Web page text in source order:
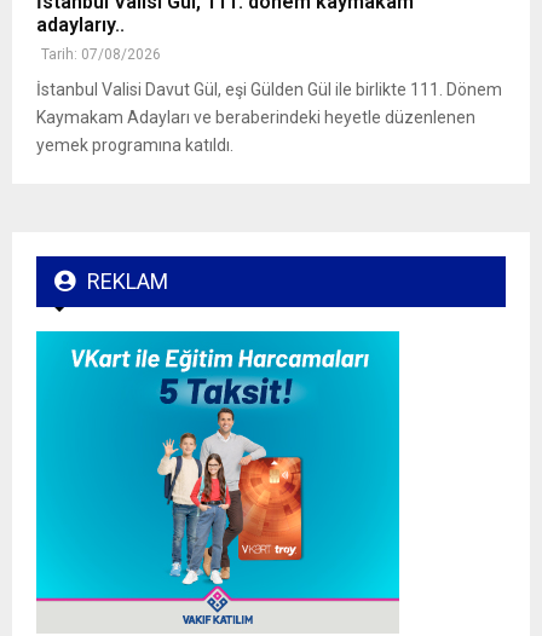
adaylarıy..
Tarih: 07/08/2026
İstanbul Valisi Davut Gül, eşi Gülden Gül ile birlikte 111. Dönem
Kaymakam Adayları ve beraberindeki heyetle düzenlenen
yemek programına katıldı.
REKLAM